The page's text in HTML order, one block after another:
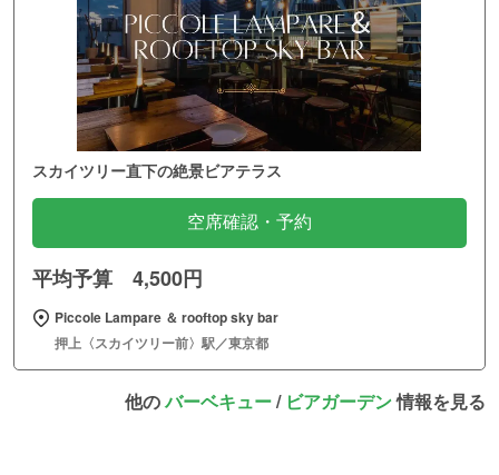
スカイツリー直下の絶景ビアテラス
空席確認・予約
平均予算 4,500円
Piccole Lampare ＆ rooftop sky bar
押上〈スカイツリー前〉駅／東京都
他のバーベキュー/ ビアガーデン情報を見る